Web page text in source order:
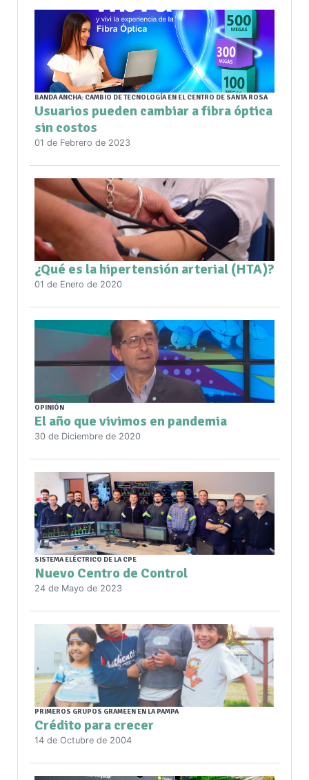
BANDA ANCHA: CAMBIO DE TECNOLOGÍA EN EL CENTRO DE SANTA ROSA
Usuarios pueden cambiar a fibra óptica
sin costos
01 de Febrero de 2023
¿Qué es la hipertensión arterial (HTA)?
01 de Enero de 2020
OPINIÓN
El año que vivimos en pandemia
30 de Diciembre de 2020
SISTEMA ELÉCTRICO DE LA CPE
Nuevo Centro de Control
24 de Mayo de 2023
PRIMEROS GRUPOS GRAMEEN EN LA PAMPA
Crédito para crecer
14 de Octubre de 2004